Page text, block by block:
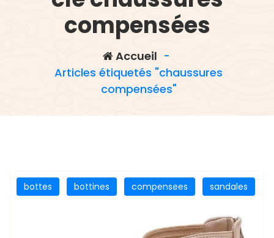
compensées
Accueil -
Articles étiquetés "chaussures
compensées"
bottes bottines compensees sandales